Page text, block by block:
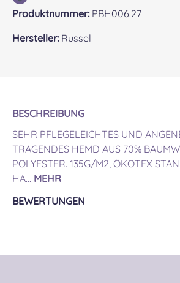
Produktnummer: PBH006.27
Hersteller: Russel
BESCHREIBUNG
SEHR PFLEGELEICHTES UND
TRAGENDES HEMD AUS 70%
POLYESTER. 135G/M2, ÖKOTEX
HA… MEHR
BEWERTUNGEN